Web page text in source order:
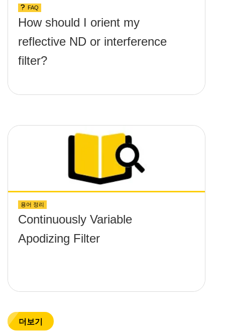
FAQ
How should I orient my
reflective ND or interference
filter?
용어 정리
Continuously Variable
Apodizing Filter
더보기